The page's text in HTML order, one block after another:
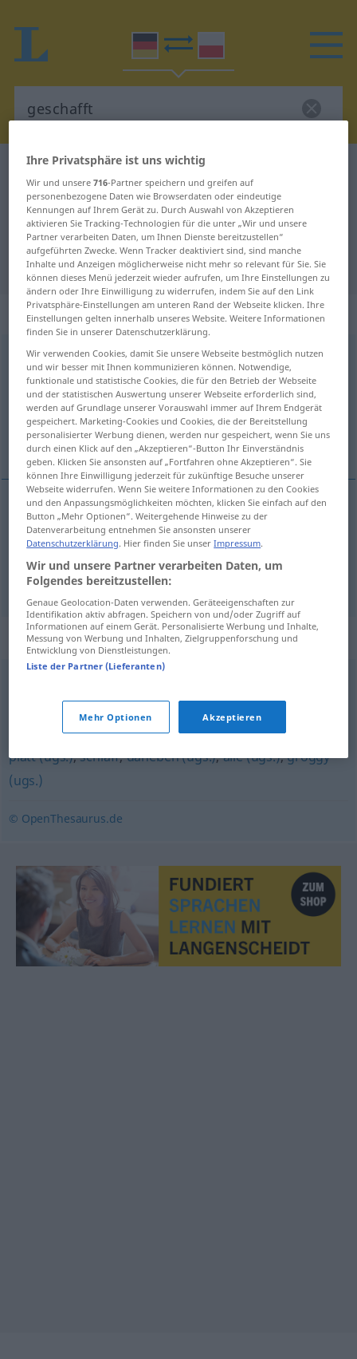
Deutsch-Polnisch Wörterbuch
Deutsch-Polnisch Übersetzung für
"geschafft"
"geschafft" Polnisch Übersetzung
„geschafft“: Adjektiv
geschafftadj UMG
Übersicht aller Übersetzungen
(Für mehr Details die Übersetzung anklicken/antippen)
być wykończonym...
Beispiele
geschafftsein
byćwykończonym, wypompowaćsiępf
Synonyme für "geschafft"
kaputt (ugs.),schlapp,matt,abgeschlafft
platt (ugs.),schlaff,daneben (ugs.),alle (ugs.),groggy
(ugs.)
© OpenThesaurus.de
Ihre Privatsphäre ist uns wichtig
Wir und unsere716-Partner speichern und greifen auf
personenbezogene Daten wie Browserdaten oder eindeutige
Kennungen auf Ihrem Gerät zu. Durch Auswahl von Akzeptieren
aktivieren Sie Tracking-Technologien für die unter „Wir und unsere
Partner verarbeiten Daten, um Ihnen Dienste bereitzustellen“
aufgeführten Zwecke. Wenn Tracker deaktiviert sind, sind manche
Inhalte und Anzeigen möglicherweise nicht mehr so relevant für Sie. Sie
können dieses Menü jederzeit wieder aufrufen, um Ihre Einstellungen zu
ändern oder Ihre Einwilligung zu widerrufen, indem Sie auf den Link
Privatsphäre-Einstellungen am unteren Rand der Webseite klicken. Ihre
Einstellungen gelten innerhalb unseres Website. Weitere Informationen
finden Sie in unserer Datenschutzerklärung.
Wir verwenden Cookies, damit Sie unsere Webseite bestmöglich nutzen
und wir besser mit Ihnen kommunizieren können. Notwendige,
funktionale und statistische Cookies, die für den Betrieb der Webseite
und der statistischen Auswertung unserer Webseite erforderlich sind,
werden auf Grundlage unserer Vorauswahl immer auf Ihrem Endgerät
gespeichert. Marketing-Cookies und Cookies, die der Bereitstellung
personalisierter Werbung dienen, werden nur gespeichert, wenn Sie uns
durch einen Klick auf den „Akzeptieren“-Button Ihr Einverständnis
geben. Klicken Sie ansonsten auf „Fortfahren ohne Akzeptieren“. Sie
können Ihre Einwilligung jederzeit für zukünftige Besuche unserer
Webseite widerrufen. Wenn Sie weitere Informationen zu den Cookies
und den Anpassungsmöglichkeiten möchten, klicken Sie einfach auf den
Button „Mehr Optionen“. Weitergehende Hinweise zu der
Datenverarbeitung entnehmen Sie ansonsten unserer
Datenschutzerklärung. Hier finden Sie unserImpressum.
Wir und unsere Partner verarbeiten Daten, um
Folgendes bereitzustellen:
Genaue Geolocation-Daten verwenden. Geräteeigenschaften zur
Identifikation aktiv abfragen. Speichern von und/oder Zugriff auf
Informationen auf einem Gerät. Personalisierte Werbung und Inhalte,
Messung von Werbung und Inhalten, Zielgruppenforschung und
Entwicklung von Dienstleistungen.
Liste der Partner (Lieferanten)
Mehr Optionen Akzeptieren